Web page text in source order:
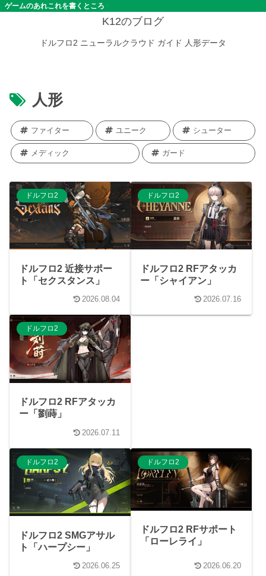
ゲームのあれこれを書くところ
K12のブログ
ドルフロ2 ニューラルクラウド ガイド 人形データ
人形
ファイター ユニーク シューター
メディック ガード
ドルフロ2
ドルフロ2 近接サポー
ト「セクスタンス」
2026.08.04
ドルフロ2
ドルフロ2 RFアタッカ
ー「シャイアン」
2026.07.16
ドルフロ2
ドルフロ2 RFアタッカ
ー「劉蒔」
2026.07.11
ドルフロ2
ドルフロ2 SMGアサル
ト「ハープシー」
2026.06.25
ドルフロ2
ドルフロ2 RFサポート
「ローレライ」
2026.06.20